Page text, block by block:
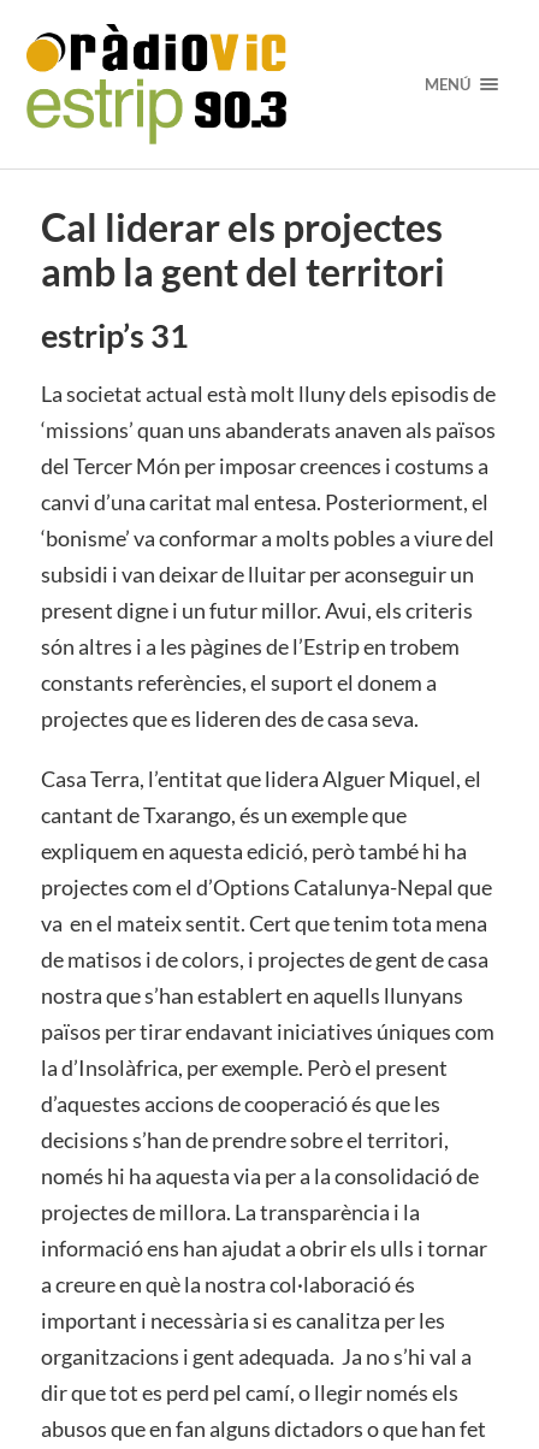
MENÚ
Cal liderar els projectes
amb la gent del territori
estrip’s 31
La societat actual està molt lluny dels episodis de
‘missions’ quan uns abanderats anaven als països
del Tercer Món per imposar creences i costums a
canvi d’una caritat mal entesa. Posteriorment, el
‘bonisme’ va conformar a molts pobles a viure del
subsidi i van deixar de lluitar per aconseguir un
present digne i un futur millor. Avui, els criteris
són altres i a les pàgines de l’Estrip en trobem
constants referències, el suport el donem a
projectes que es lideren des de casa seva.
Casa Terra, l’entitat que lidera Alguer Miquel, el
cantant de Txarango, és un exemple que
expliquem en aquesta edició, però també hi ha
projectes com el d’Options Catalunya-Nepal que
va en el mateix sentit. Cert que tenim tota mena
de matisos i de colors, i projectes de gent de casa
nostra que s’han establert en aquells llunyans
països per tirar endavant iniciatives úniques com
la d’Insolàfrica, per exemple. Però el present
d’aquestes accions de cooperació és que les
decisions s’han de prendre sobre el territori,
només hi ha aquesta via per a la consolidació de
projectes de millora. La transparència i la
informació ens han ajudat a obrir els ulls i tornar
a creure en què la nostra col·laboració és
important i necessària si es canalitza per les
organitzacions i gent adequada. Ja no s’hi val a
dir que tot es perd pel camí, o llegir només els
abusos que en fan alguns dictadors o que han fet